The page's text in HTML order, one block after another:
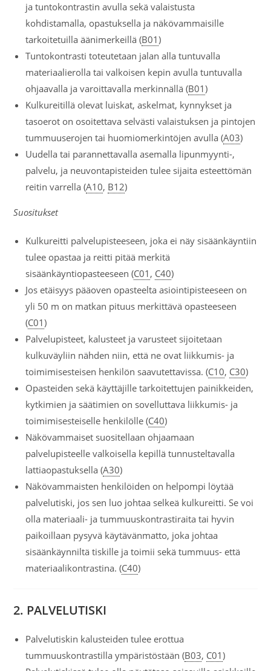
ja tuntokontrastin avulla sekä valaistusta
kohdistamalla, opastuksella ja näkövammaisille
tarkoitetuilla äänimerkeillä (B01)
Tuntokontrasti toteutetaan jalan alla tuntuvalla
materiaalierolla tai valkoisen kepin avulla tuntuvalla
ohjaavalla ja varoittavalla merkinnällä (B01)
Kulkureitillä olevat luiskat, askelmat, kynnykset ja
tasoerot on osoitettava selvästi valaistuksen ja pintojen
tummuuserojen tai huomiomerkintöjen avulla (A03)
Uudella tai parannettavalla asemalla lipunmyynti-,
palvelu, ja neuvontapisteiden tulee sijaita esteettömän
reitin varrella (A10, B12)
Suositukset
Kulkureitti palvelupisteeseen, joka ei näy sisäänkäyntiin
tulee opastaa ja reitti pitää merkitä
sisäänkäyntiopasteeseen (C01 , C40)
Jos etäisyys pääoven opasteelta asiointipisteeseen on
yli 50 m on matkan pituus merkittävä opasteeseen
(C01)
Palvelupisteet, kalusteet ja varusteet sijoitetaan
kulkuväyliin nähden niin, että ne ovat liikkumis- ja
toimimisesteisen henkilön saavutettavissa. (C10, C30)
Opasteiden sekä käyttäjille tarkoitettujen painikkeiden,
kytkimien ja säätimien on sovelluttava liikkumis- ja
toimimisesteiselle henkilölle (C40)
Näkövammaiset suositellaan ohjaamaan
palvelupisteelle valkoisella kepillä tunnusteltavalla
lattiaopastuksella (A30)
Näkövammaisten henkilöiden on helpompi löytää
palvelutiski, jos sen luo johtaa selkeä kulkureitti. Se voi
olla materiaali- ja tummuuskontrastiraita tai hyvin
paikoillaan pysyvä käytävänmatto, joka johtaa
sisäänkäynniltä tiskille ja toimii sekä tummuus- että
materiaalikontrastina. (C40)
2. PALVELUTISKI
Palvelutiskin kalusteiden tulee erottua
tummuuskontrastilla ympäristöstään (B03, C01)